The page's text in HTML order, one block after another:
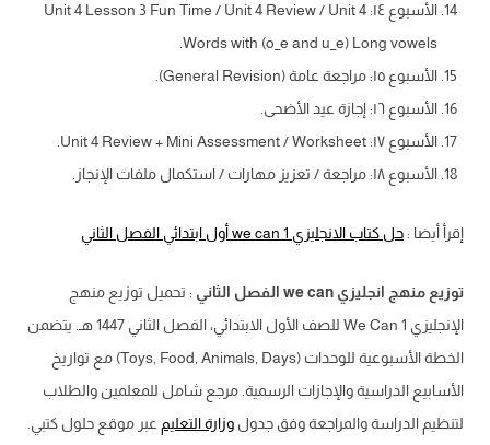
الأسبوع ١٤: Unit 4 Lesson 3 Fun Time / Unit 4 Review / Unit 4
Words with (o_e and u_e) Long vowels.
الأسبوع ١٥: مراجعة عامة (General Revision).
الأسبوع ١٦: إجازة عيد الأضحى.
الأسبوع ١٧: Unit 4 Review + Mini Assessment / Worksheet.
الأسبوع ١٨: مراجعة / تعزيز مهارات / استكمال ملفات الإنجاز.
إقرأ أيضا :حل كتاب الانجليزي we can 1 أول ابتدائي الفصل الثاني
توزيع منهج انجليزي we can الفصل الثاني
: تحميل توزيع منهج
الإنجليزي We Can 1 للصف الأول الابتدائي، الفصل الثاني 1447 هـ. يتضمن
الخطة الأسبوعية للوحدات (Toys, Food, Animals, Days) مع تواريخ
الأسابيع الدراسية والإجازات الرسمية. مرجع شامل للمعلمين والطلاب
لتنظيم الدراسة والمراجعة وفق جدول وزارة التعليم عبر موقع حلول كتبي.